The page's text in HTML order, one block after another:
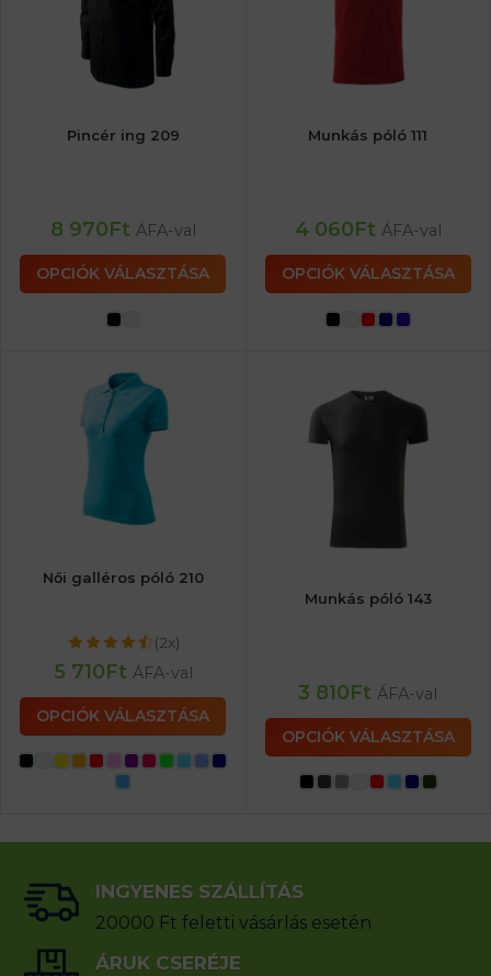
Pincér ing 209
8 970Ft ÁFA-val
OPCIÓK VÁLASZTÁSA
Munkás póló 111
4 060Ft ÁFA-val
OPCIÓK VÁLASZTÁSA
Női galléros póló 210
(2x)
5 710Ft ÁFA-val
OPCIÓK VÁLASZTÁSA
Munkás póló 143
3 810Ft ÁFA-val
OPCIÓK VÁLASZTÁSA
INGYENES SZÁLLÍTÁS
20000 Ft feletti vásárlás esetén
ÁRUK CSERÉJE